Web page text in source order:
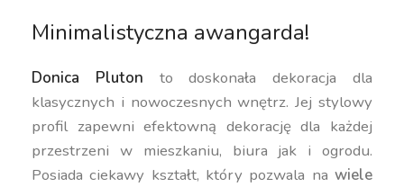
Minimalistyczna awangarda!
Donica Pluton to doskonała dekoracja dla
klasycznych i nowoczesnych wnętrz. Jej stylowy
profil zapewni efektowną dekorację dla każdej
przestrzeni w mieszkaniu, biura jak i ogrodu.
Posiada ciekawy kształt, który pozwala na wiele